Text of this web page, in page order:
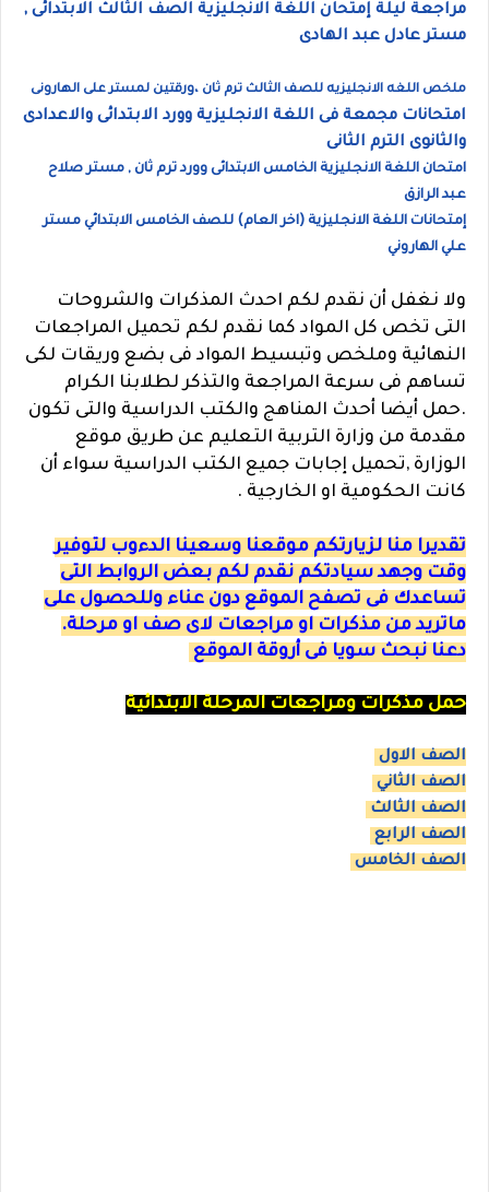
مراجعة ليلة إمتحان اللغة الانجليزية الصف الثالث الابتدائى ,
مستر عادل عبد الهادى
ملخص اللغه الانجليزيه للصف الثالث ترم ثان ،ورقتين لمستر على الهارونى
امتحانات مجمعة فى اللغة الانجليزية وورد الابتدائى والاعدادى
والثانوى الترم الثانى
امتحان اللغة الانجليزية الخامس الابتدائى وورد ترم ثان , مستر صلاح
عبد الرازق
إمتحانات اللغة الانجليزية (اخر العام) للصف الخامس الابتدائي مستر
علي الهاروني
ولا نغفل أن نقدم لكم احدث المذكرات والشروحات
التى تخص كل المواد كما نقدم لكم تحميل المراجعات
النهائية وملخص وتبسيط المواد فى بضع وريقات لكى
تساهم فى سرعة المراجعة والتذكر لطلابنا الكرام
.حمل أيضا أحدث المناهج والكتب الدراسية والتى تكون
مقدمة من وزارة التربية التعليم عن طريق موقع
الوزارة ,تحميل إجابات جميع الكتب الدراسية سواء أن
كانت الحكومية او الخارجية .
تقديرا منا لزيارتكم موقعنا وسعينا الدءوب لتوفير
وقت وجهد سيادتكم نقدم لكم بعض الروابط التى
تساعدك فى تصفح الموقع دون عناء وللحصول على
ماتريد من مذكرات او مراجعات لاى صف او مرحلة.
دعنا نبحث سويا فى أروقة الموقع
حمل مذكرات ومراجعات المرحلة الابتدائية
الصف الاول
الصف الثاني
الصف الثالث
الصف الرابع
الصف الخامس